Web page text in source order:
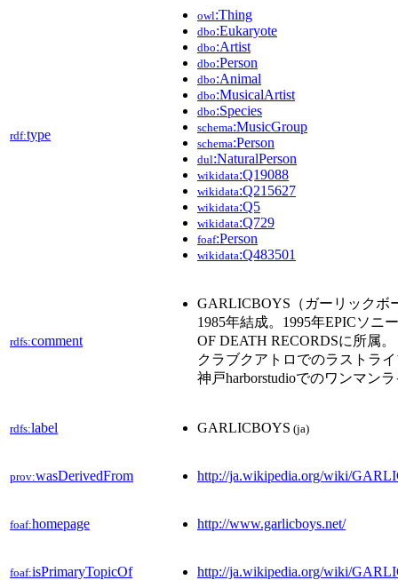
rdf:type
owl:Thing
dbo:Eukaryote
dbo:Artist
dbo:Person
dbo:Animal
dbo:MusicalArtist
dbo:Species
schema:MusicGroup
schema:Person
dul:NaturalPerson
wikidata:Q19088
wikidata:Q215627
wikidata:Q5
wikidata:Q729
foaf:Person
wikidata:Q483501
rdfs:comment
GARLICBOYS（ガーリックボ
1985年結成。1995年EPICソニ
OF DEATH RECORDSに所属
クラブクアトロでのラストラ
神戸harborstudioでのワンマン
rdfs:label GARLICBOYS (ja)
prov:wasDerivedFrom http://ja.wikipedia.org/wiki/
foaf:homepage http://www.garlicboys.net/
foaf:isPrimaryTopicOf http://ja.wikipedia.org/wiki/